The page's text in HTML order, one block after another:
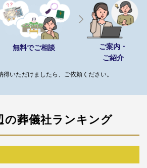
無料でご相談
ご案内・
ご紹介
得いただけましたら、ご依頼ください。
の葬儀社ランキング